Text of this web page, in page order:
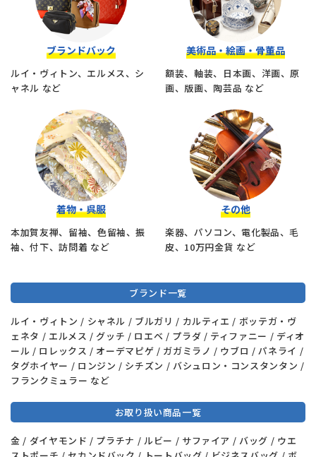
ブランドバック
ルイ・ヴィトン、エルメス、シ
ャネル など
美術品・絵画・骨董品
額装、軸装、日本画、洋画、原
画、版画、陶芸品 など
着物・呉服
本加賀友禅、留袖、色留袖、振
袖、付下、訪問着 など
その他
楽器、パソコン、電化製品、毛
皮、10万円金貨 など
ブランド一覧
ルイ・ヴィトン / シャネル / ブルガリ / カルティエ / ボッテガ・ヴ
ェネタ / エルメス / グッチ / ロエベ / プラダ / ティファニー / ディオ
ール / ロレックス / オーデマピゲ / ガガミラノ / ウブロ / パネライ /
タグホイヤー / ロンジン / シチズン / バシュロン・コンスタンタン /
フランクミュラー など
お取り扱い商品一覧
金 / ダイヤモンド / プラチナ / ルビー / サファイア / バッグ / ウエ